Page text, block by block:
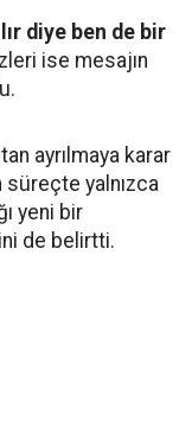
diye ben de bir
ise mesajın
ayrılmaya karar
süreçte yalnızca
yeni bir
de belirtti.